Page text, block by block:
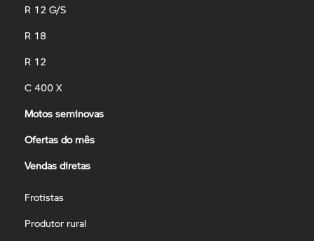
R 12 G/S
R 18
R 12
C 400 X
Motos seminovas
Ofertas do mês
Vendas diretas
Frotistas
Produtor rural